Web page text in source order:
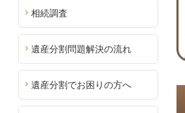
相続調査
遺産分割問題解決の流れ
遺産分割でお困りの方へ